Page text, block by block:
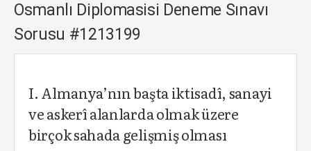
Osmanlı Diplomasisi Deneme Sınavı
Sorusu #1213199
I. Almanya’nın başta iktisadî, sanayi
ve askerî alanlarda olmak üzere
birçok sahada gelişmiş olması